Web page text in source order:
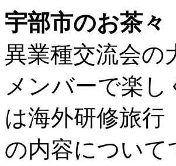
宇部市のお茶々
異業種交流会の
メンバーで楽
は海外研修旅行
の内容につい